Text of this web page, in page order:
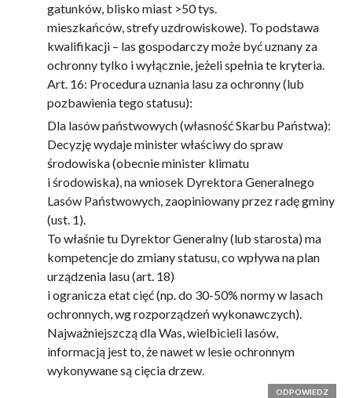
gatunków, blisko miast >50 tys.
mieszkańców, strefy uzdrowiskowe). To podstawa
kwalifikacji – las gospodarczy może być uznany za
ochronny tylko i wyłącznie, jeżeli spełnia te kryteria.
Art. 16: Procedura uznania lasu za ochronny (lub
pozbawienia tego statusu):
Dla lasów państwowych (własność Skarbu Państwa):
Decyzję wydaje minister właściwy do spraw
środowiska (obecnie minister klimatu
i środowiska), na wniosek Dyrektora Generalnego
Lasów Państwowych, zaopiniowany przez radę gminy
(ust. 1).
To właśnie tu Dyrektor Generalny (lub starosta) ma
kompetencje do zmiany statusu, co wpływa na plan
urządzenia lasu (art. 18)
i ogranicza etat cięć (np. do 30-50% normy w lasach
ochronnych, wg rozporządzeń wykonawczych).
Najważniejszczą dla Was, wielbicieli lasów,
informacją jest to, że nawet w lesie ochronnym
wykonywane są cięcia drzew.
ODPOWIEDZ